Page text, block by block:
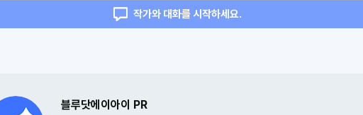
작가와 대화를 시작하세요.
블루닷에이아이 PR